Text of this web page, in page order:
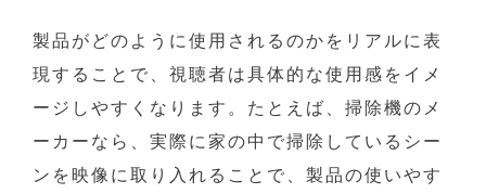
製品がどのように使用されるのかをリアルに表
現することで、視聴者は具体的な使用感をイメ
ージしやすくなります。たとえば、掃除機のメ
ーカーなら、実際に家の中で掃除しているシー
ンを映像に取り入れることで、製品の使いやす